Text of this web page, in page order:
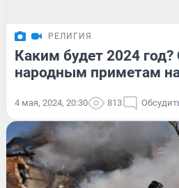
РЕЛИГИЯ
Каким будет 2024
народным приметам
4 мая, 2024, 20:30 813